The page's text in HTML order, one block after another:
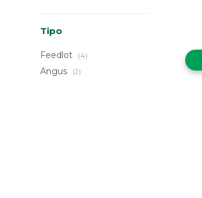
Tipo
Feedlot (4)
Angus (2)